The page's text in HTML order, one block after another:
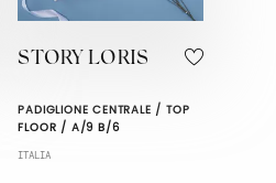
STORY LORIS
PADIGLIONE CENTRALE / TOP
FLOOR / A/9 B/6
ITALIA